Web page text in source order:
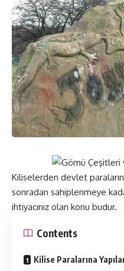
Kiliselerden devlet
sonradan sahiplenmeye
ihtiyacınız olan konu budur.
Contents
Kilise Paralarına